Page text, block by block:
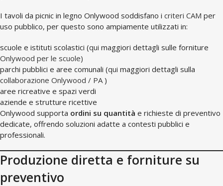
I tavoli da picnic in legno Onlywood soddisfano i criteri CAM per
uso pubblico, per questo sono ampiamente utilizzati in:
scuole e istituti scolastici (qui maggiori dettagli sulle forniture
Onlywood per le scuole)
parchi pubblici e aree comunali (qui maggiori dettagli sulla
collaborazione Onlywood / PA)
aree ricreative e spazi verdi
aziende e strutture ricettive
Onlywood supporta ordini su quantità e richieste di preventivo
dedicate, offrendo soluzioni adatte a contesti pubblici e
professionali.
Produzione diretta e forniture su
preventivo